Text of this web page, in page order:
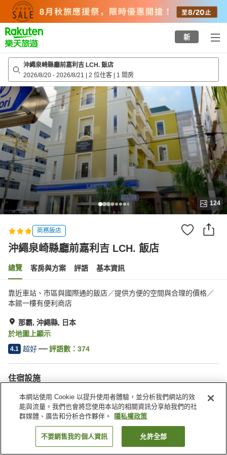
top
page
新
沖繩泉崎縣廳前嘉利吉 LCH. 飯店
2026/8/20 - 2026/8/21 | 2 位住客 | 1 間房
124
商務飯店
沖繩泉崎縣廳前嘉利吉 LCH. 飯店
總覽 客房與方案 評語 基本資訊
靠近車站、市區與國際通的飯店／提供方便的空間與合理的價格／
本館一樓有便利商店
那霸, 沖繩縣, 日本
於地圖上顯示
4.1 超好 評語數： 374
住宿設施
自動販賣機 便利商店
首頁 日本 沖繩縣 那霸 沖繩泉崎縣廳前嘉利吉 LCH. 飯店
找客房
本網站使用 Cookie 以提升使用者體驗，並分析我們網站的效
能與流量。我們也會將您使用本站的相關資訊分享給我們的社
群媒體、廣告和分析合作夥伴。
隱私權政策
不要銷售我的個人資訊 允許全部